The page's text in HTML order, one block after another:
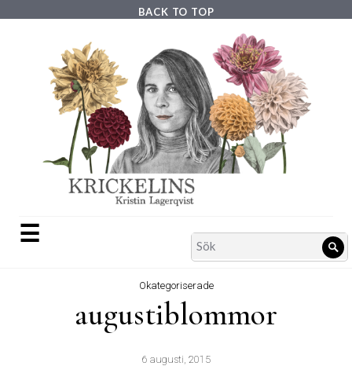
☰
Search
for:
Okategoriserade
augustiblommor
6 augusti, 2015
BACK TO TOP